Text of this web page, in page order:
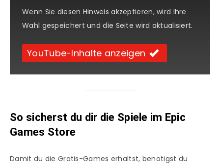
Wenn Sie diesen Hinweis akzeptieren, wird Ihre
Wahl gespeichert und die Seite wird aktualisiert.
YouTube-Inhalte anzeigen
So sicherst du dir die Spiele im Epic
Games Store
Damit du die Gratis-Games erhältst, benötigst du